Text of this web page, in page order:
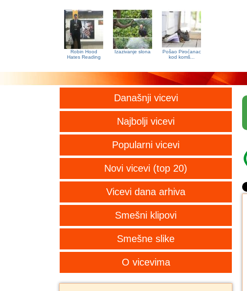
Robin Hood
Hates Reading
Izazivanje slona
Pošao Piroćanac
kod komš...
Današnji vicevi
Najbolji vicevi
Popularni vicevi
Novi vicevi (top 20)
Vicevi dana arhiva
Smešni klipovi
Smešne slike
O vicevima